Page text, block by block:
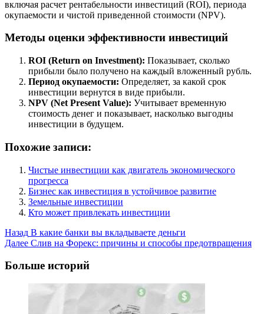
включая расчет рентабельности инвестиций (ROI), периода
окупаемости и чистой приведенной стоимости (NPV).
Методы оценки эффективности инвестиций
ROI (Return on Investment): Показывает, сколько
прибыли было получено на каждый вложенный рубль.
Период окупаемости: Определяет, за какой срок
инвестиции вернутся в виде прибыли.
NPV (Net Present Value): Учитывает временную
стоимость денег и показывает, насколько выгодны
инвестиции в будущем.
Похожие записи:
Чистые инвестиции как двигатель экономического
прогресса
Бизнес как инвестиция в устойчивое развитие
Земельные инвестиции
Кто может привлекать инвестиции
Post
Navigation
Назад В какие банки вы вкладываете деньги
Далее Слив на Форекс: причины и способы предотвращения
Больше историй